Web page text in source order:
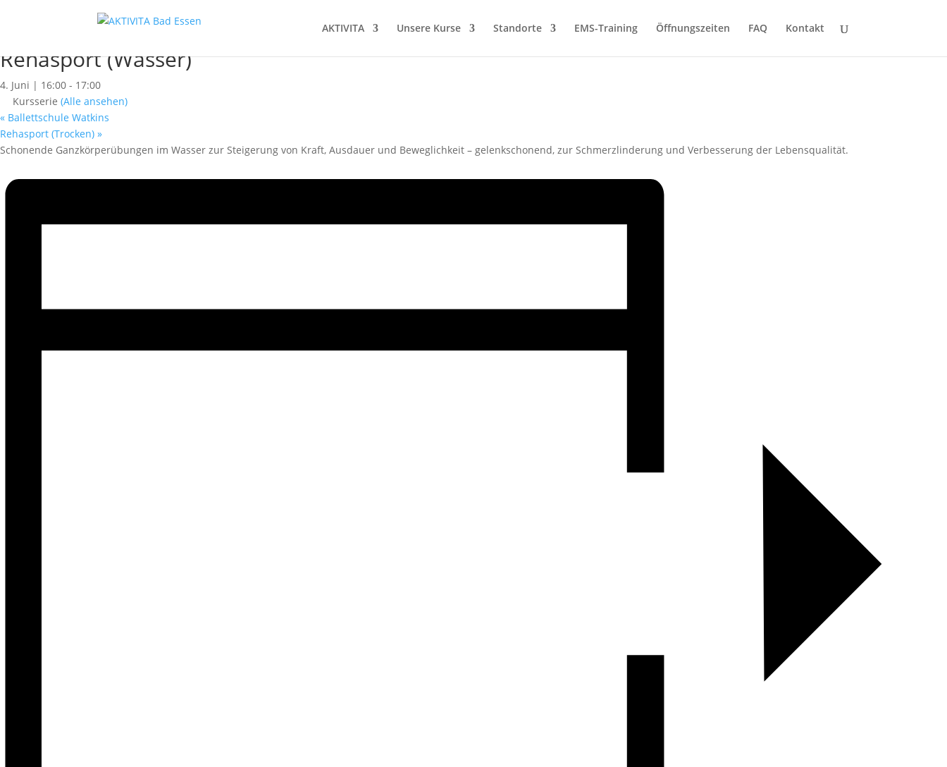
AKTIVITA Unsere Kurse Standorte EMS-Training Öffnungszeiten FAQ Kontakt
Rehasport (Wasser)
4. Juni | 16:00 - 17:00
Kursserie (Alle ansehen)
« Ballettschule Watkins
Rehasport (Trocken) »
Schonende Ganzkörperübungen im Wasser zur Steigerung von Kraft, Ausdauer und Beweglichkeit – gelenkschonend, zur Schmerzlinderung und Verbesserung der Lebensqualität.